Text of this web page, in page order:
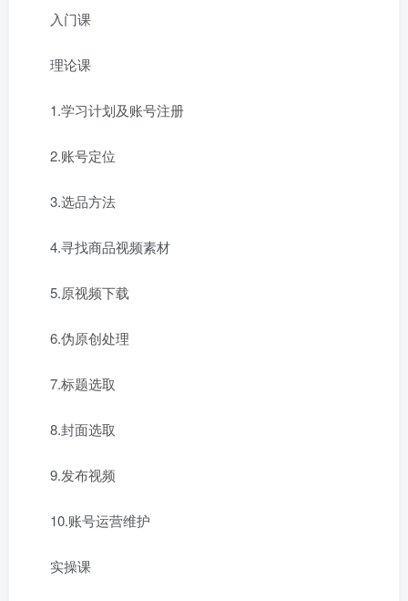
入门课
理论课
1.学习计划及账号注册
2.账号定位
3.选品方法
4.寻找商品视频素材
5.原视频下载
6.伪原创处理
7.标题选取
8.封面选取
9.发布视频
10.账号运营维护
实操课